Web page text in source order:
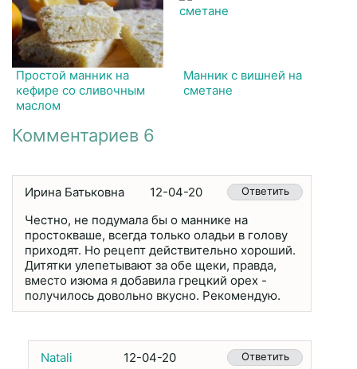
Простой манник на
кефире со сливочным
маслом
Манник с вишней на
сметане
Комментариев 6
Ирина Батьковна 12-04-20 Ответить
Честно, не подумала бы о маннике на
простокваше, всегда только оладьи в голову
приходят. Но рецепт действительно хороший.
Дитятки улепетывают за обе щеки, правда,
вместо изюма я добавила грецкий орех -
получилось довольно вкусно. Рекомендую.
Natali 12-04-20 Ответить